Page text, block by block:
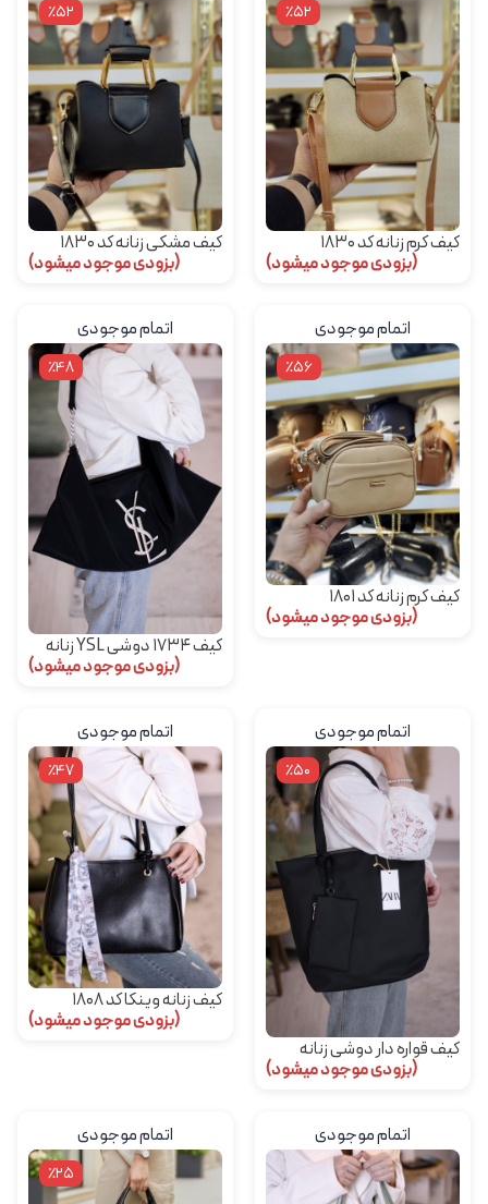
٪52
کیف کرم زنانه کد 1830
(بزودی موجود میشود)
٪52
کیف مشکی زنانه کد 1830
(بزودی موجود میشود)
اتمام موجودی
٪56
کیف کرم زنانه کد 1801
(بزودی موجود میشود)
اتمام موجودی
٪48
کیف ۱۷۳۴ دوشی YSL زنانه
(بزودی موجود میشود)
اتمام موجودی
٪50
کیف قواره دار دوشی زنانه
(بزودی موجود میشود)
اتمام موجودی
٪47
کیف زنانه وینکا کد 1808
(بزودی موجود میشود)
اتمام موجودی اتمام موجودی
٪25